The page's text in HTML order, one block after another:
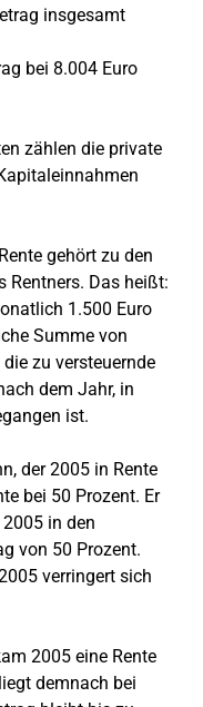
insgesamt
bei 8.004 Euro
zählen die private
gehört zu den
Rentners. Das heißt:
1.500 Euro
Summe von
zu versteuernde
dem Jahr, in
ist.
der 2005 in Rente
bei 50 Prozent. Er
in den
von 50 Prozent.
verringert sich
2005 eine Rente
demnach bei